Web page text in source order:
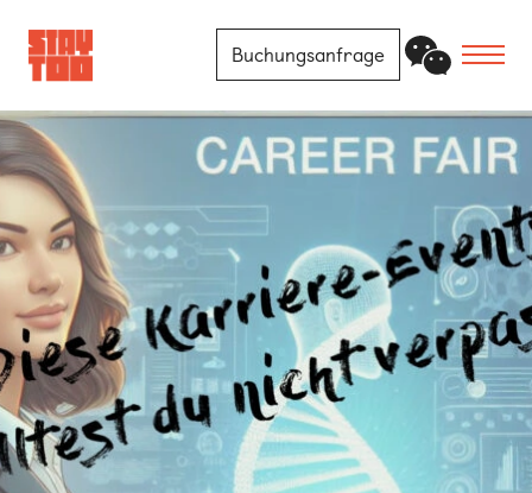
Buchungsanfrage
Apartments
Community
Journal
FAQ
Kontakt
Standorte